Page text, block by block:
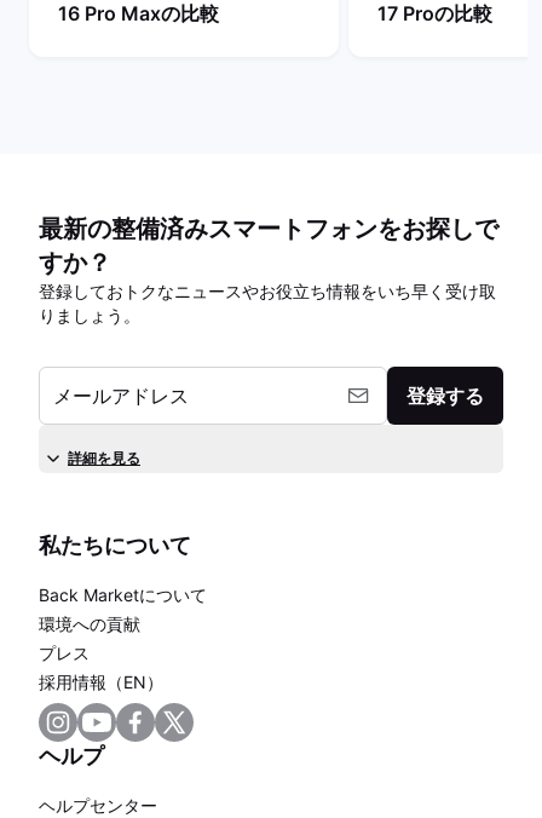
16 Pro Maxの比較
17 Proの比較
最新の整備済みスマートフォンをお探しで
すか？
登録しておトクなニュースやお役立ち情報をいち早く受け取
りましょう。
メールアドレス 登録する
詳細を見る
私たちについて
Back Marketについて
環境への貢献
プレス
採用情報（EN）
ヘルプ
ヘルプセンター